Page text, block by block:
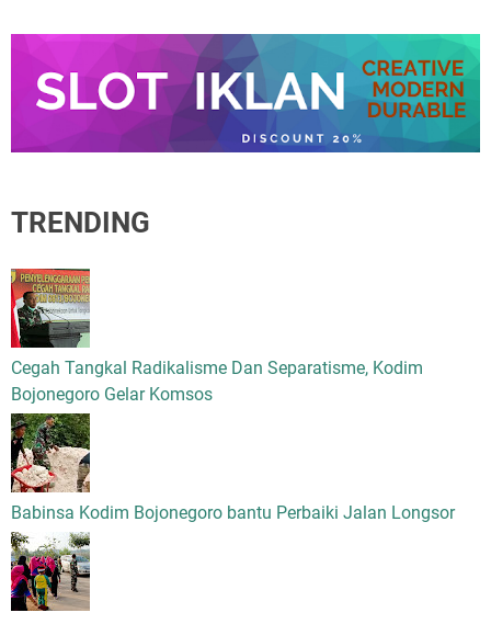
TRENDING
Cegah Tangkal Radikalisme Dan Separatisme, Kodim
Bojonegoro Gelar Komsos
Babinsa Kodim Bojonegoro bantu Perbaiki Jalan Longsor